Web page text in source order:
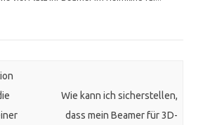
Wie kann ich sicherstellen,
dass mein Beamer für 3D-